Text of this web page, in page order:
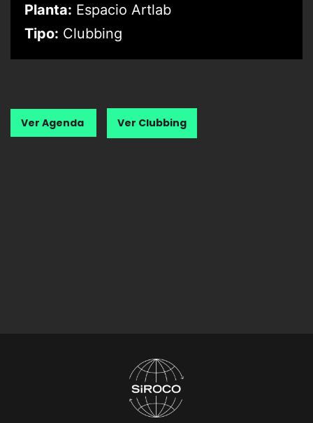
Planta: Espacio Artlab
Tipo: Clubbing
Ver Agenda Ver Clubbing